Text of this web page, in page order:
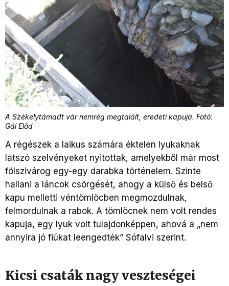
A Székelytámadt vár nemrég megtalált, eredeti kapuja. Fotó:
Gál Előd
A régészek a laikus számára éktelen lyukaknak
látszó szelvényeket nyitottak, amelyekből már most
fölszivárog egy-egy darabka történelem. Szinte
hallani a láncok csörgését, ahogy a külső és belső
kapu melletti véntömlöcben megmozdulnak,
felmordulnak a rabok. A tömlöcnek nem volt rendes
kapuja, egy lyuk volt tulajdonképpen, ahová a „nem
annyira jó fiúkat leengedték” Sófalvi szerint.
Kicsi csaták nagy veszteségei